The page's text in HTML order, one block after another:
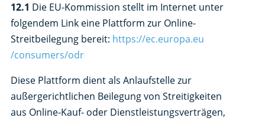
12.1 Die EU-Kommission stellt im Internet unter
folgendem Link eine Plattform zur Online-
Streitbeilegung bereit: https://ec.europa.eu
/consumers/odr
Diese Plattform dient als Anlaufstelle zur
außergerichtlichen Beilegung von Streitigkeiten
aus Online-Kauf- oder Dienstleistungsverträgen,